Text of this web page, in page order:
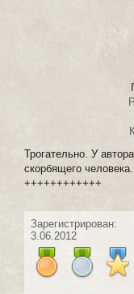
Трогательно. У
скорбящего человека.
++++++++++++
Зарегистрирован:
3.06.2012